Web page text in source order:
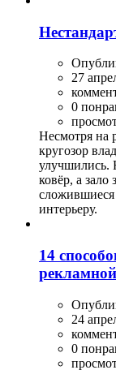
27
0
Несмотря на
кругозор
улучшились.
ковёр, а зало
интерьеру.
14
24
0